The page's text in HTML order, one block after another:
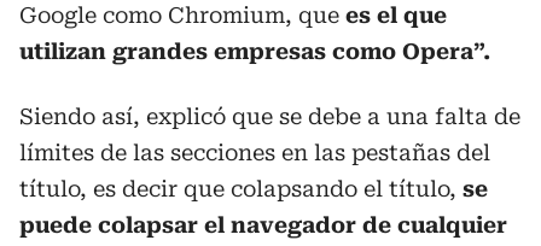
Google como Chromium, que es el que
utilizan grandes empresas como Opera”.
Siendo así, explicó que se debe a una falta de
límites de las secciones en las pestañas del
título, es decir que colapsando el título, se
puede colapsar el navegador de cualquier